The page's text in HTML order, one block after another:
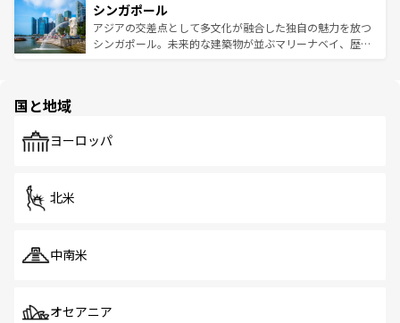
参照してほしい。
激する。気候は一年中温暖で、どの季節にも異なる楽しみ
が待っている。親しみやすいタイの人々、仏教を中心とし
た文化、そして多様な観光資源が、訪れる旅人を魅了し続
み、どこを訪れても感動するはず。観光スポットが密集し
ており、効率よく見どころを回れるのも魅力。息をのむよ
うな絶景から文化的な体験まで、香港を存分に楽しみ尽く
シンガポール
アジアの交差点として多文化が融合した独自の魅力を放つ
シンガポール。未来的な建築物が並ぶマリーナベイ、歴史
で、ホーカーズは地元の風情を楽しめる外せないスポット
国と地域
ヨーロッパ
北米
中南米
オセアニア